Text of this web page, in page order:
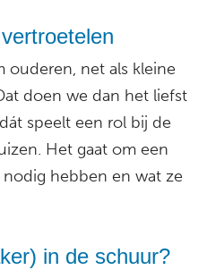
ouderen, net als kleine
doen we dan het liefst
speelt een rol bij de
Het gaat om een
hebben en wat ze
in de schuur?